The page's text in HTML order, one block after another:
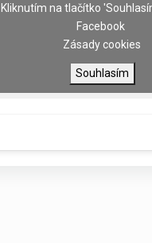
Kliknutím na tlačítko
Facebook
Zásady cookies
Souhlasím